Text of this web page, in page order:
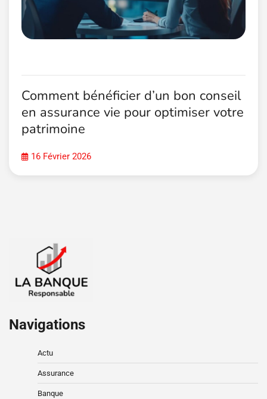
Comment bénéficier d’un bon conseil
en assurance vie pour optimiser votre
patrimoine
16 Février 2026
Navigations
Actu
Assurance
Banque